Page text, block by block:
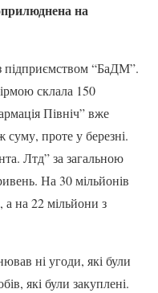
на
підприємством “БаДМ”.
склала 150
Північ” вже
проте у березні.
Лтд” за загальною
На 30 мільйонів
а на 22 мільйони з
ні угоди, які були
які були закуплені.